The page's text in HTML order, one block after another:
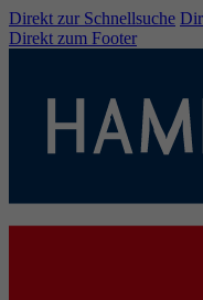
Direkt zur Schnellsuche
Direkt zum Footer